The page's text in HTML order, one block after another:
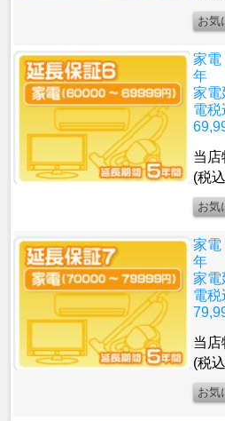
家
年
家
電税
当店
(税
家
年
家
電税
当店
(税